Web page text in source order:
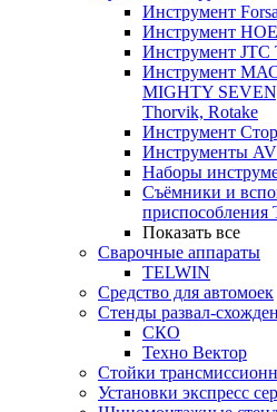
Инструмент
Инструмент
Инструмент JTC
Инструмент
MIGHTY
Thorvik, Rotake
Инструмент
Инструменты AV
Наборы
Съёмники и
приспособления
Показать все
Сварочные аппараты
TELWIN
Средство для автомоек
Стенды развал-
СКО
Техно Вектор
Стойки
Установки экспресс